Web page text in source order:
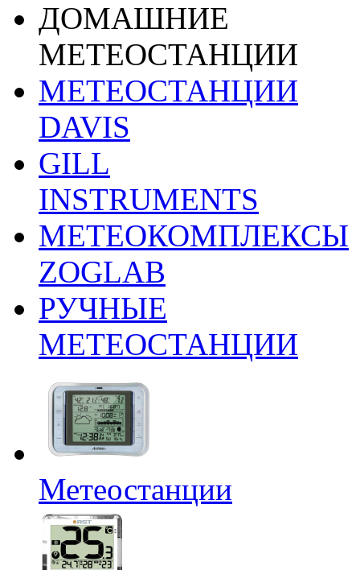
ДОМАШНИЕ
МЕТЕОСТАНЦИИ
МЕТЕОСТАНЦИИ
DAVIS
GILL
INSTRUMENTS
МЕТЕОКОМПЛЕКСЫ
ZOGLAB
РУЧНЫЕ
МЕТЕОСТАНЦИИ
Метеостанции